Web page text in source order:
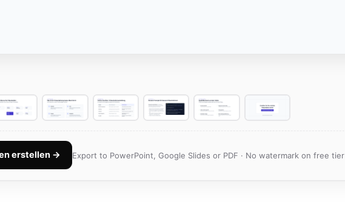
erstellen → Export to PowerPoint, Google Slides or PDF · No watermark on free tier